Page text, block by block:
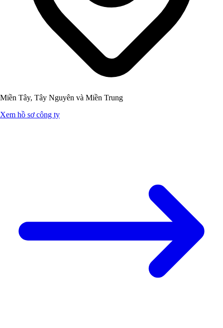
Miền Tây, Tây Nguyên và Miền Trung
Xem hồ sơ công ty